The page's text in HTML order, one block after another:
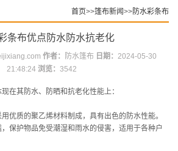
首页>>篷布新闻>>防水彩条布
条布优点防水防水抗老化
作者： 防水篷布 日期： 2024-05-30
21:48:24 浏览： 3542
在其防水、防晒和抗老化性能上：
用优质的聚乙烯材料制成，具有出色的防水性能。
保护物品免受潮湿和雨水的侵害，适用于各种户